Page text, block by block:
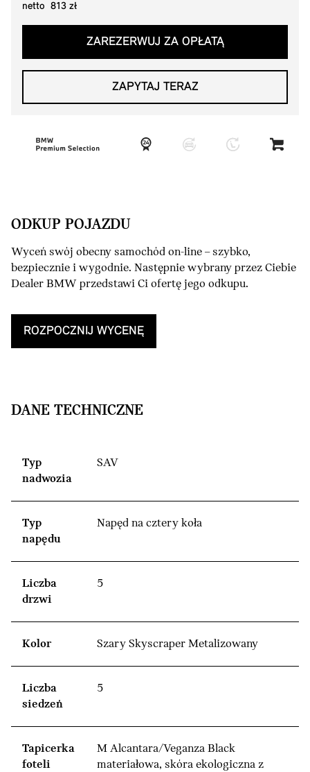
netto 813 zł
ZAREZERWUJ ZA OPŁATĄ
ZAPYTAJ TERAZ
ODKUP POJAZDU
Wyceń swój obecny samochód on-line – szybko,
bezpiecznie i wygodnie. Następnie wybrany przez Ciebie
Dealer BMW przedstawi Ci ofertę jego odkupu.
ROZPOCZNIJ WYCENĘ
DANE TECHNICZNE
Typ
nadwozia
SAV
Typ
napędu
Napęd na cztery koła
Liczba
drzwi
5
Kolor Szary Skyscraper Metalizowany
Liczba
siedzeń
5
Tapicerka
foteli
M Alcantara/Veganza Black
materiałowa, skóra ekologiczna z